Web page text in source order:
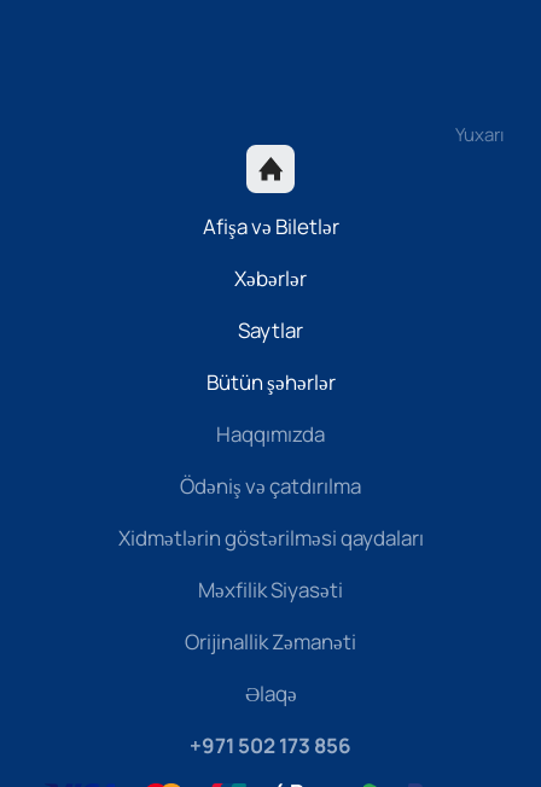
Yuxarı
Afişa və Biletlər
Xəbərlər
Saytlar
Bütün şəhərlər
Haqqımızda
Ödəniş və çatdırılma
Xidmətlərin göstərilməsi qaydaları
Məxfilik Siyasəti
Orijinallik Zəmanəti
Əlaqə
+971 502 173 856